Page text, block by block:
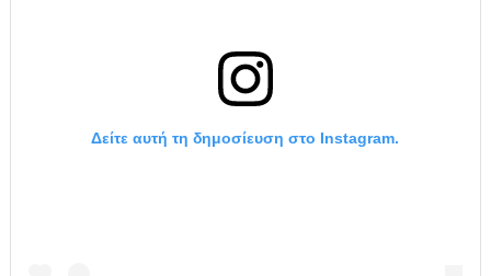
Δείτε αυτή τη δημοσίευση στο Instagram.